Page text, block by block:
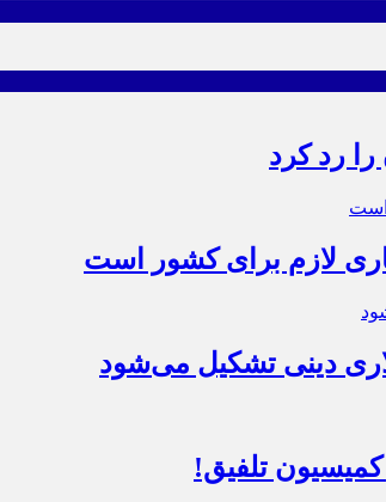
را رد کرد
لازم برای کشور است
دینی تشکیل می‌شود
تلفیق!